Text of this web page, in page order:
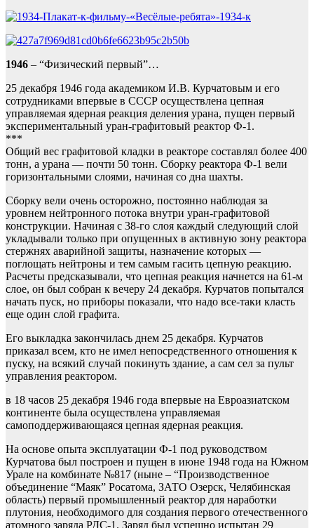
1946 – “Физический первый”…
25 декабря 1946 года академиком И.В. Курчатовым и его
сотрудниками впервые в СССР осуществлена цепная
управляемая ядерная реакция деления урана, пущен первый
экспериментальный уран-графитовый реактор Ф-1.
***
Общий вес графитовой кладки в реакторе составлял более 400
тонн, а урана — почти 50 тонн. Сборку реактора Ф-1 вели
горизонтальными слоями, начиная со дна шахты.
Сборку вели очень осторожно, постоянно наблюдая за
уровнем нейтронного потока внутри уран-графитовой
конструкции. Начиная с 38-го слоя каждый следующий слой
укладывали только при опущенных в активную зону реактора
стержнях аварийной защиты, назначение которых —
поглощать нейтроны и тем самым гасить цепную реакцию.
Расчеты предсказывали, что цепная реакция начнется на 61-м
слое, он был собран к вечеру 24 декабря. Курчатов попытался
начать пуск, но приборы показали, что надо все-таки класть
еще один слой графита.
Его выкладка закончилась днем 25 декабря. Курчатов
приказал всем, кто не имел непосредственного отношения к
пуску, на всякий случай покинуть здание, а сам сел за пульт
управления реактором.
в 18 часов 25 декабря 1946 года впервые на Евроазиатском
континенте была осуществлена управляемая
самоподдерживающаяся цепная ядерная реакция.
На основе опыта эксплуатации Ф-1 под руководством
Курчатова был построен и пущен в июне 1948 года на Южном
Урале на комбинате №817 (ныне – “Производственное
объединение “Маяк” Росатома, ЗАТО Озерск, Челябинская
область) первый промышленный реактор для наработки
плутония, необходимого для создания первого отечественного
атомного заряда РДС-1. Заряд был успешно испытан 29